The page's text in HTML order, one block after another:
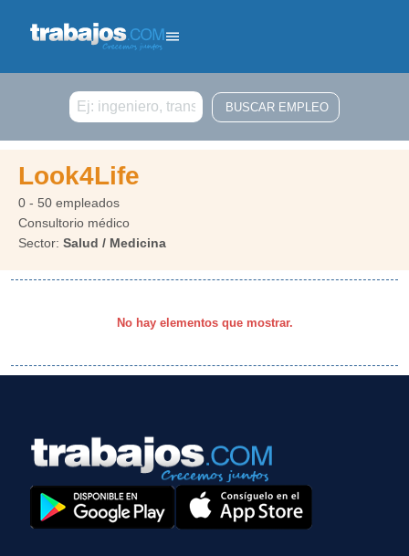
Buscar
Look4Life
0 - 50 empleados
Consultorio médico
Sector: Salud / Medicina
No hay elementos que mostrar.